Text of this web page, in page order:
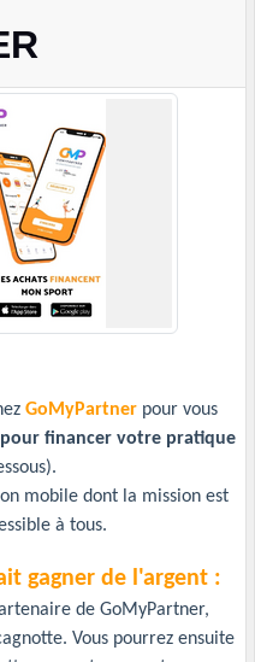
GoMyPartner pour vous
pour financer votre pratique
mobile dont la mission est
à tous.
gagner de l'argent :
de GoMyPartner,
Vous pourrez ensuite